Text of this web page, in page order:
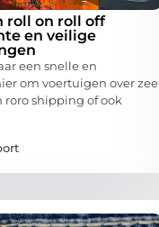
roll on roll off
en veilige
een snelle en
om voertuigen over zee
roro shipping of ook